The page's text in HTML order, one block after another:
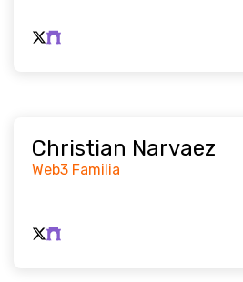
Christian Narvaez
Web3 Familia